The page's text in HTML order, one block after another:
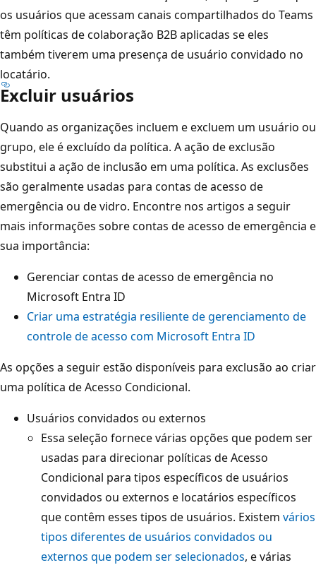
os usuários que acessam canais compartilhados do Teams
têm políticas de colaboração B2B aplicadas se eles
também tiverem uma presença de usuário convidado no
locatário.
Excluir usuários
Quando as organizações incluem e excluem um usuário ou
grupo, ele é excluído da política. A ação de exclusão
substitui a ação de inclusão em uma política. As exclusões
são geralmente usadas para contas de acesso de
emergência ou de vidro. Encontre nos artigos a seguir
mais informações sobre contas de acesso de emergência e
sua importância:
Gerenciar contas de acesso de emergência no
Microsoft Entra ID
Criar uma estratégia resiliente de gerenciamento de
controle de acesso com Microsoft Entra ID
As opções a seguir estão disponíveis para exclusão ao criar
uma política de Acesso Condicional.
Usuários convidados ou externos
Essa seleção fornece várias opções que podem ser
usadas para direcionar políticas de Acesso
Condicional para tipos específicos de usuários
convidados ou externos e locatários específicos
que contêm esses tipos de usuários. Existem vários
tipos diferentes de usuários convidados ou
externos que podem ser selecionados, e várias